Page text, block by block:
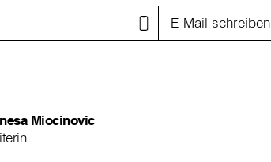
E-Mail schreiben
Miocinovic